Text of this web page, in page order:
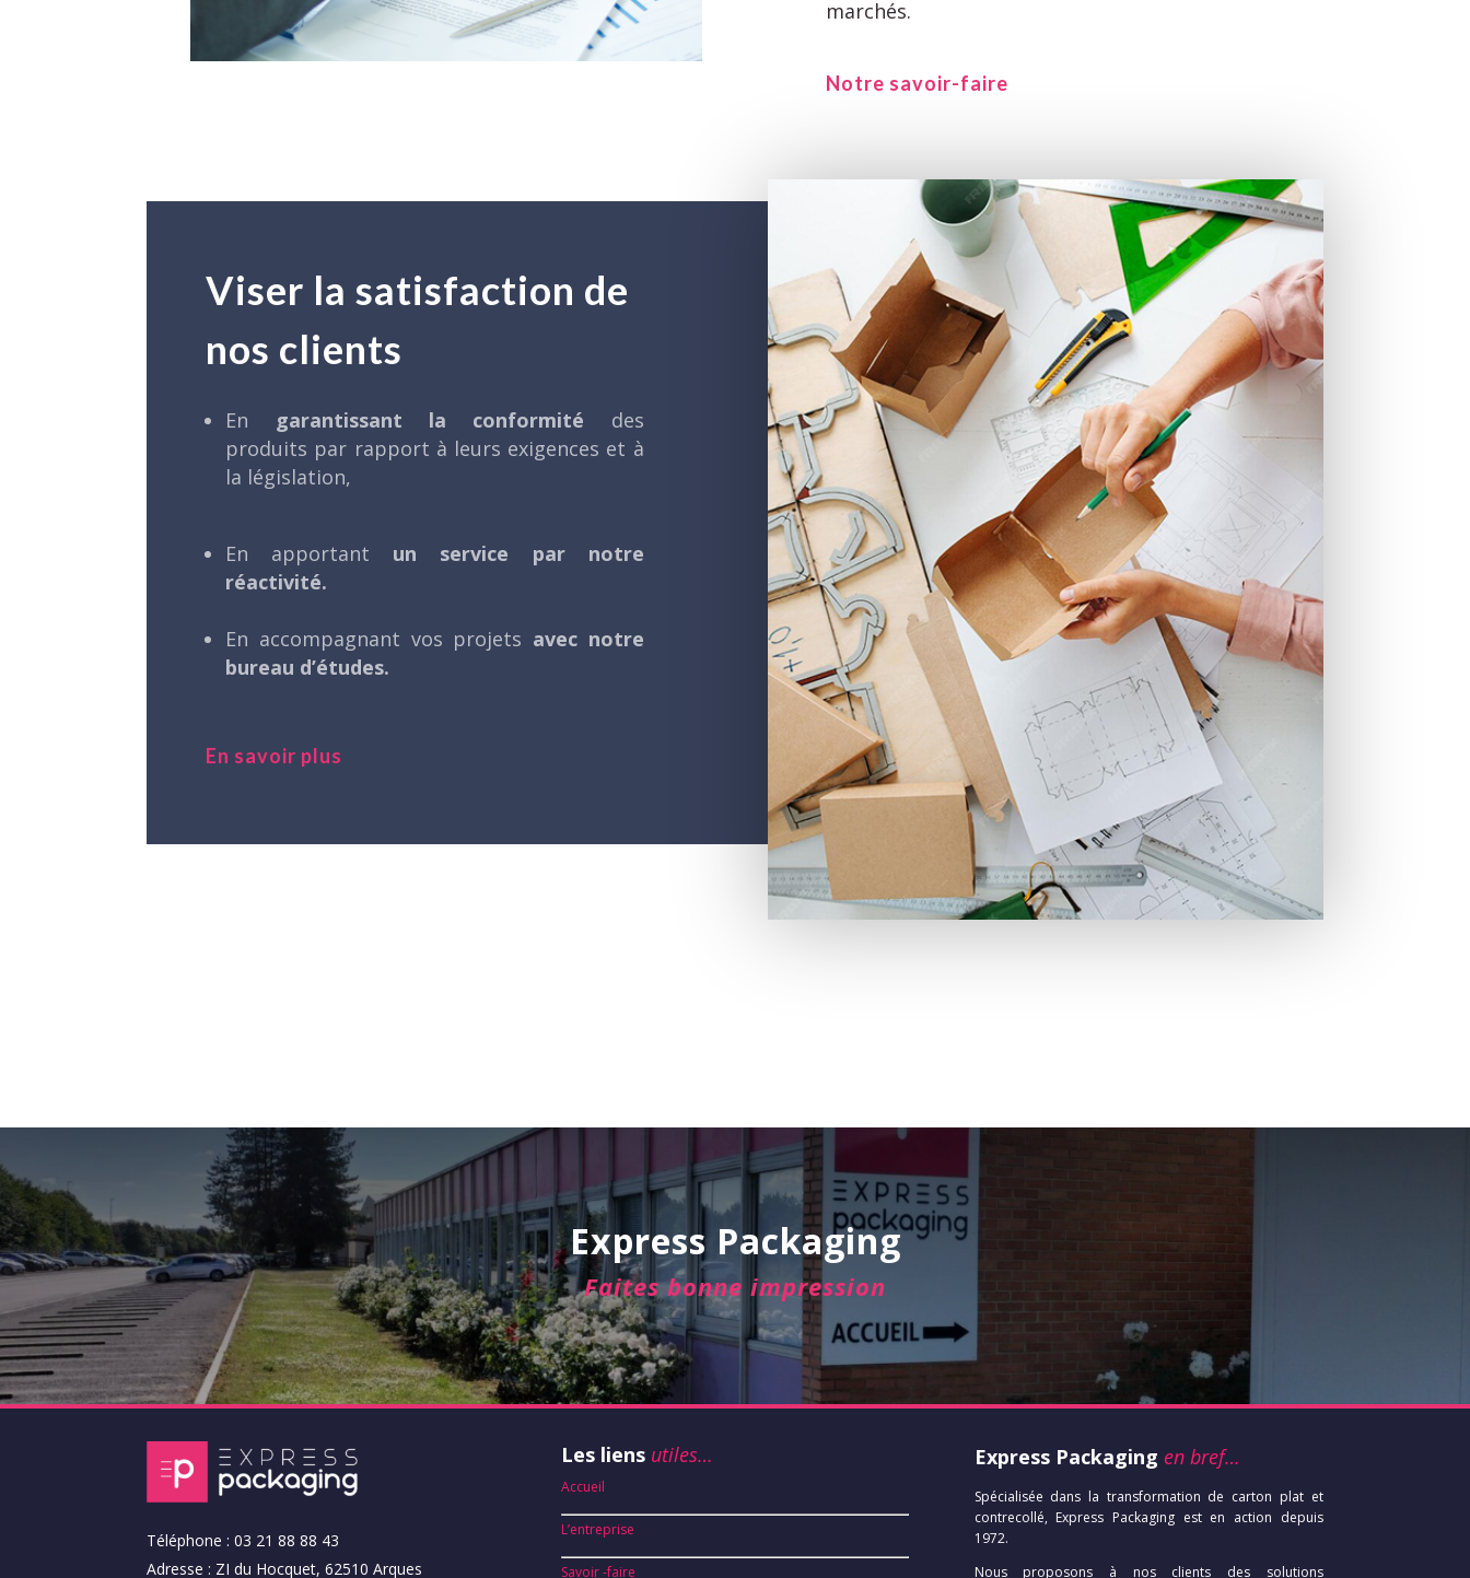
marchés.
Notre savoir-faire
Viser la satisfaction de
nos clients
En garantissant la conformité des
produits par rapport à leurs exigences et à
la législation,
En apportant un service par notre
réactivité.
En accompagnant vos projets avec notre
bureau d’études.
En savoir plus
Express Packaging
Faites bonne impression
Téléphone : 03 21 88 88 43
Adresse : ZI du Hocquet, 62510 Arques
Les liens utiles…
Accueil
L’entreprise
Savoir -faire
Express Packaging en bref…
Spécialisée dans la transformation de carton plat et
contrecollé, Express Packaging est en action depuis
1972.
Nous proposons à nos clients des solutions